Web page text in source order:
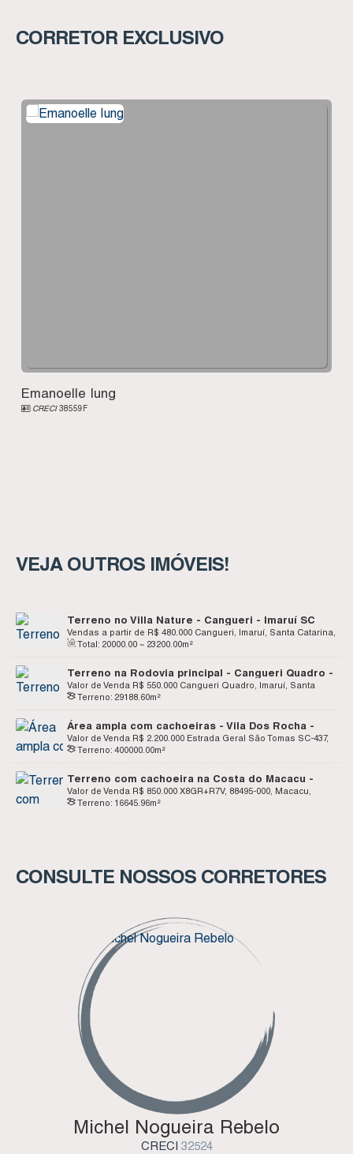
CORRETOR EXCLUSIVO
Emanoelle Iung
CRECI38559F
VEJA OUTROS IMÓVEIS!
Terreno no Villa Nature - Cangueri - Imaruí SC
R$ 480.000
Vendas a partir de
Cangueri, Imaruí, Santa Catarina,
Brasil
Total: 20000 .00 ~ 23200 .00m²
Terreno na Rodovia principal - Cangueri Quadro -
Imaruí SC
R$ 550.000
Valor de Venda
Cangueri Quadro, Imaruí, Santa
Catarina, Brasil
Terreno: 29188 .60m²
Área ampla com cachoeiras - Vila Dos Rocha -
Imaruí SC
R$ 2.200.000
Valor de Venda
Estrada Geral São Tomas SC-437,
88770-000, Vila Dos Rocha, Imaruí, Santa Catarina, Brasil
Terreno: 400000 .00m²
Terreno com cachoeira na Costa do Macacu -
Garopaba SCR$ 850.000
Valor de Venda
X8GR+R7V, 88495-000, Macacu,
Garopaba, Santa Catarina, Brasil
Terreno: 16645 .96m²
CONSULTE NOSSOS CORRETORES
Michel Nogueira Rebelo
CRECI 32524